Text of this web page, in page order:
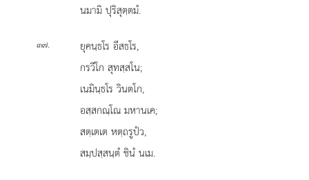
นมามิ ปุริสุตฺตมํ.
๓๗. ยุคนฺธโร อีสธโร,
กรวีโก สุทสฺสโน;
เนมินฺธโร วินตโก,
อสฺสกณฺโณ มหานเค;
สตฺเตเต หตฺถรูปํว,
สมฺปสฺสนฺตํ ชินํ นเม.